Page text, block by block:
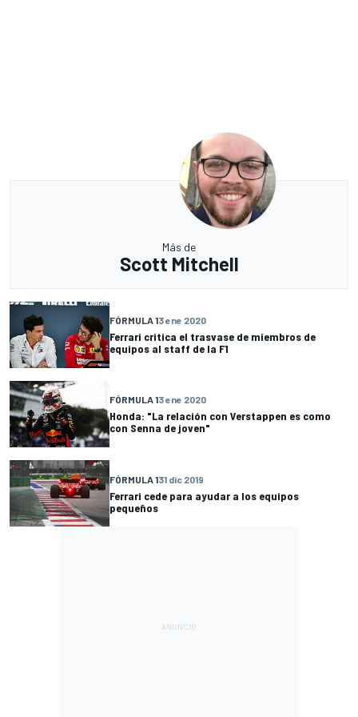
Más de
Scott Mitchell
FÓRMULA 13 ene 2020
Ferrari critica el trasvase de miembros de
equipos al staff de la F1
FÓRMULA 13 ene 2020
Honda: "La relación con Verstappen es como
con Senna de joven"
FÓRMULA 131 dic 2019
Ferrari cede para ayudar a los equipos
pequeños